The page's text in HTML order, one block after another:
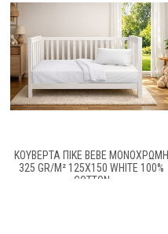
ΚΟΥΒΈΡΤΑ ΠΙΚΈ BEBE ΜΟΝΌΧΡΩΜΗ
325 GR/M² 125X150 WHITE 100%
COTTON